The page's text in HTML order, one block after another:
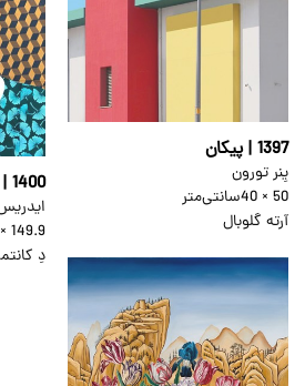
1397 | پیکان
یِنر تورون
50 × 40
سانتی‌متر
آرته گلوبال
1400 | گوئِنی گتا
149.9 × 101.6
دِ